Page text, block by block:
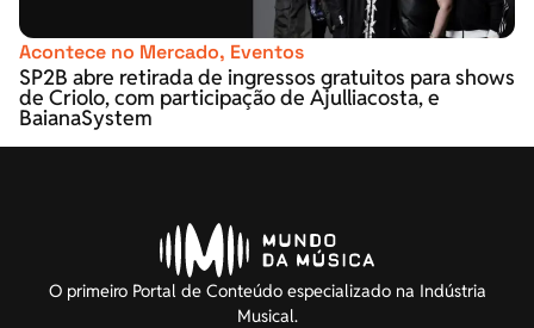
Acontece no Mercado, Eventos
SP2B abre retirada de ingressos gratuitos para shows
de Criolo, com participação de Ajulliacosta, e
BaianaSystem
O primeiro Portal de Conteúdo especializado na Indústria
Musical.